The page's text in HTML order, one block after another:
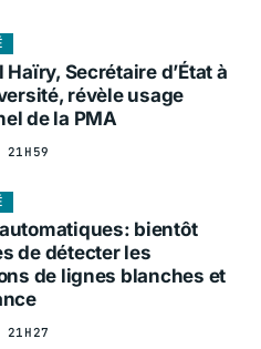
Haïry, Secrétaire d’État à
révèle usage
de la PMA
bientôt
de détecter les
de lignes blanches et